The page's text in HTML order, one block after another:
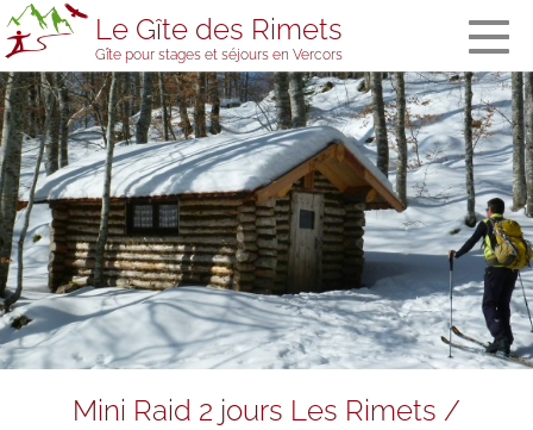
Le Gîte des Rimets
Gîte pour stages et séjours en Vercors
The gîte des
Rimets
General
information
The bedrooms
and the
dormitory
Meals
Welcome in
stopover
accommodation
Services and
equipmentMini Raid 2 jours Les Rimets /